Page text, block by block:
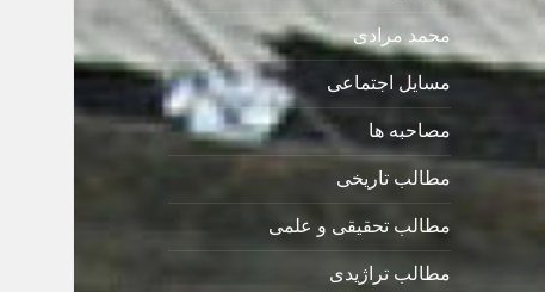
محمد مرادی
مسایل اجتماعی
مصاحبه ها
مطالب تاریخی
مطالب تحقیقی و علمی
مطالب تراژیدی